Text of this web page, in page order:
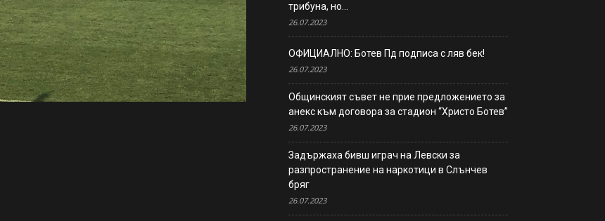
трибуна, но…
26.07.2023
ОФИЦИАЛНО: Ботев Пд подписа с ляв бек!
26.07.2023
Общинският съвет не прие предложението за
анекс към договора за стадион “Христо Ботев”
26.07.2023
Задържаха бивш играч на Левски за
разпространение на наркотици в Слънчев
бряг
26.07.2023